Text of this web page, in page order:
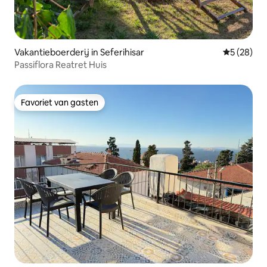
Vakantieboerderij in Seferihisar
5 (28)
Passiflora Reatret Huis
Favoriet van gasten
Favoriet van gasten